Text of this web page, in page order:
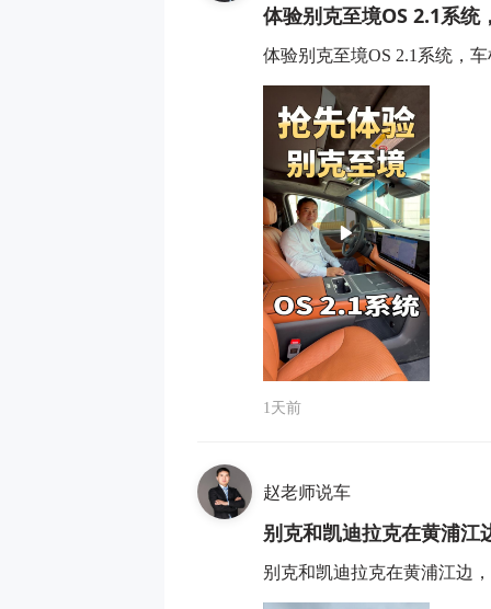
体验别克至境OS 2.1系
体验别克至境OS 2.1系统，
1天前
赵老师说车
别克和凯迪拉克在黄浦江
别克和凯迪拉克在黄浦江边